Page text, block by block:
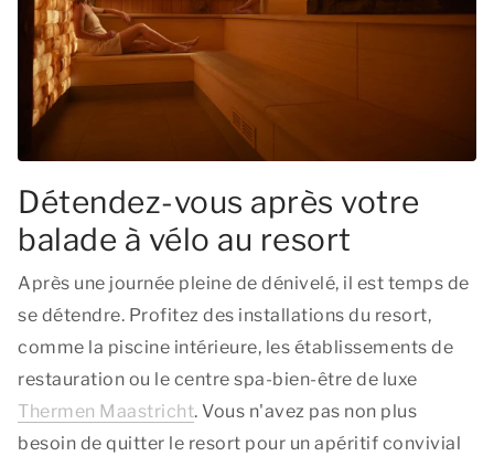
Détendez-vous après votre
balade à vélo au resort
Après une journée pleine de dénivelé, il est temps de
se détendre. Profitez des installations du resort,
comme la piscine intérieure, les établissements de
restauration ou le centre spa-bien-être de luxe
Thermen Maastricht. Vous n'avez pas non plus
besoin de quitter le resort pour un apéritif convivial